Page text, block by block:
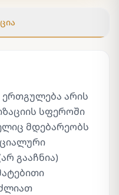
არის
სფეროში
მდებარეობს
გააჩნია)